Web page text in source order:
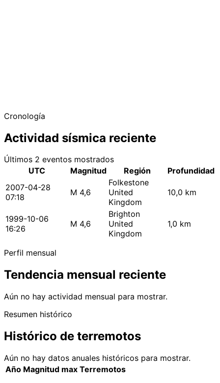
Cronología
Actividad sísmica reciente
Últimos 2 eventos mostrados
UTC
Magnitud Región
Profundidad
2007-04-28
07:18
M 4,6
Folkestone
United
Kingdom
10,0 km
1999-10-06
16:26
M 4,6
Brighton
United
Kingdom
1,0 km
Perfil mensual
Tendencia mensual reciente
Aún no hay actividad mensual para mostrar.
Resumen histórico
Histórico de terremotos
Aún no hay datos anuales históricos para mostrar.
Año Magnitud max Terremotos